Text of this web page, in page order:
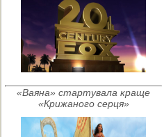
«Ваяна» стартувала краще
«Крижаного серця»